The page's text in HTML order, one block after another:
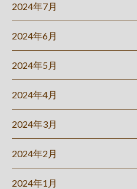
2024年7月
2024年6月
2024年5月
2024年4月
2024年3月
2024年2月
2024年1月